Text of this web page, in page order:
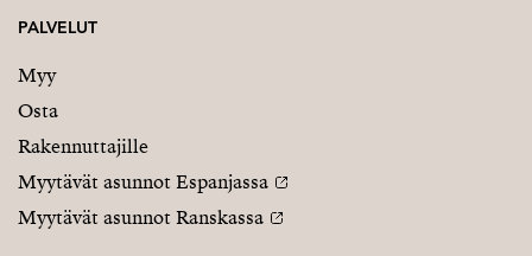
PALVELUT
Myy
Osta
Rakennuttajille
Myytävät asunnot Espanjassa
Myytävät asunnot Ranskassa